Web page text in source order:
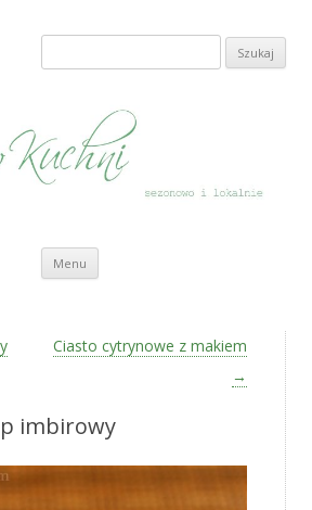
Szukaj:
Menu Przeskocz do treści
Ciasto cytrynowe z makiem
→
imbirowy